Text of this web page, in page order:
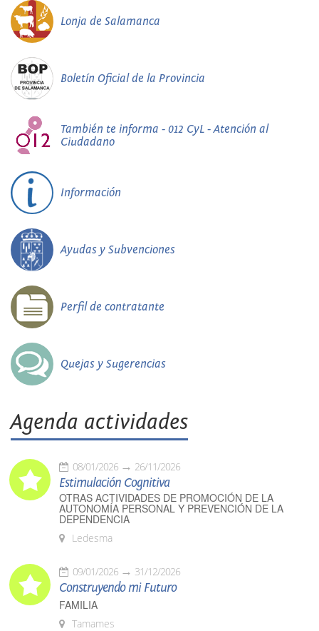
Lonja de Salamanca
Boletín Oficial de la Provincia
También te informa - 012 CyL - Atención al
Ciudadano
Información
Ayudas y Subvenciones
Perfil de contratante
Quejas y Sugerencias
Agenda actividades
08/01/2026 26/11/2026
Estimulación Cognitiva
OTRAS ACTIVIDADES DE PROMOCIÓN DE LA
AUTONOMÍA PERSONAL Y PREVENCIÓN DE LA
DEPENDENCIA
Ledesma
09/01/2026 31/12/2026
Construyendo mi Futuro
FAMILIA
Tamames